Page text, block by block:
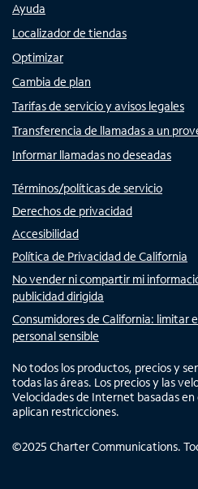
Ayuda
Localizador de tiendas
Optimizar
Cambia de plan
Tarifas de servicio y avisos legales
Transferencia de llamadas a un
Informar llamadas no deseadas
Términos/políticas de servicio
Derechos de privacidad
Accesibilidad
Política de Privacidad de California
No vender ni compartir mi
publicidad dirigida
Consumidores de California: limitar
personal sensible
No todos los productos, precios y
todas las áreas. Los precios y las
Velocidades de Internet basadas
aplican restricciones.
©2025 Charter Communications.